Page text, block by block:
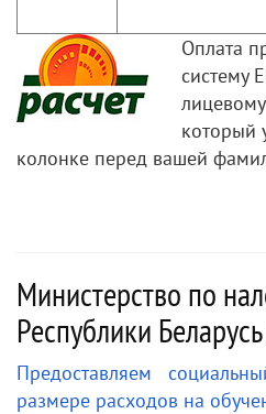
Оплата
систему
лицевому
который
колонке перед вашей
Министерство по
Республики
Предоставляем
размере расходов на